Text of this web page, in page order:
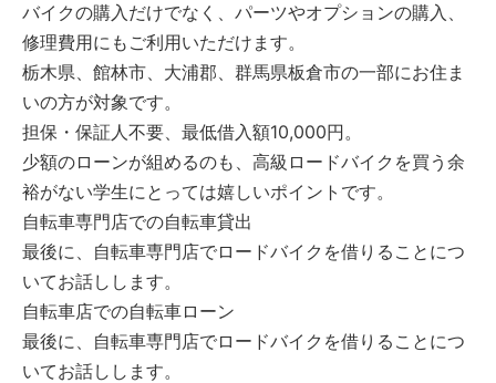
バイクの購入だけでなく、パーツやオプションの購入、
修理費用にもご利用いただけます。
栃木県、館林市、大浦郡、群馬県板倉市の一部にお住ま
いの方が対象です。
担保・保証人不要、最低借入額10,000円。
少額のローンが組めるのも、高級ロードバイクを買う余
裕がない学生にとっては嬉しいポイントです。
自転車専門店での自転車貸出
最後に、自転車専門店でロードバイクを借りることにつ
いてお話しします。
自転車店での自転車ローン
最後に、自転車専門店でロードバイクを借りることにつ
いてお話しします。